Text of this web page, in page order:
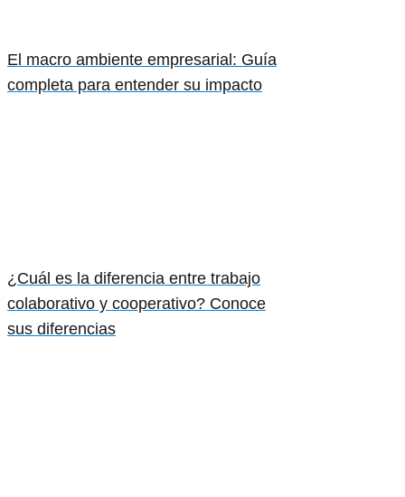
El macro ambiente empresarial: Guía
completa para entender su impacto
¿Cuál es la diferencia entre trabajo
colaborativo y cooperativo? Conoce
sus diferencias